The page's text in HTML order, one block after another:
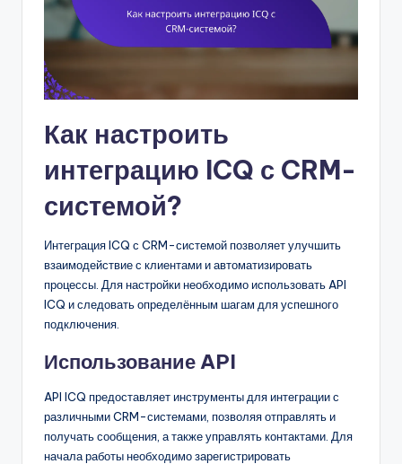
Как настроить
интеграцию ICQ с CRM-
системой?
Интеграция ICQ с CRM-системой позволяет улучшить
взаимодействие с клиентами и автоматизировать
процессы. Для настройки необходимо использовать API
ICQ и следовать определённым шагам для успешного
подключения.
Использование API
API ICQ предоставляет инструменты для интеграции с
различными CRM-системами, позволяя отправлять и
получать сообщения, а также управлять контактами. Для
начала работы необходимо зарегистрировать